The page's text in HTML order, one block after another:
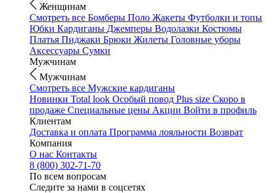
Женщинам
Смотреть все Бомберы Поло Жакеты Футболки и топы
Юбки Кардиганы Джемперы Водолазки Костюмы
Платья Пиджаки Брюки Жилеты Головные уборы
Аксессуары Сумки
Мужчинам
Мужчинам
Смотреть все Мужские кардиганы
Новинки Total look Особый повод Plus size Скоро в
продаже Специальные цены Акции Войти в профиль
Клиентам
Доставка и оплата Программа лояльности Возврат
Компания
О нас Контакты
8 (800) 302-71-70
По всем вопросам
Следите за нами в соцсетях